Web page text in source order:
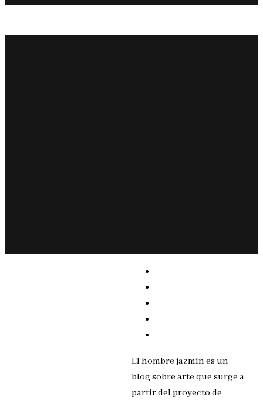
El hombre jazmín es un
blog sobre arte que surge a
partir del proyecto de